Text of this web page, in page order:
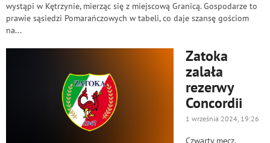
wystąpi w Kętrzynie, mierząc się z miejscową Granicą. Gospodarze to
prawie sąsiedzi Pomarańczowych w tabeli, co daje szansę gościom
na...
Zatoka
zalała
rezerwy
Concordii
1 września 2024, 19:26
Czwarty mecz,